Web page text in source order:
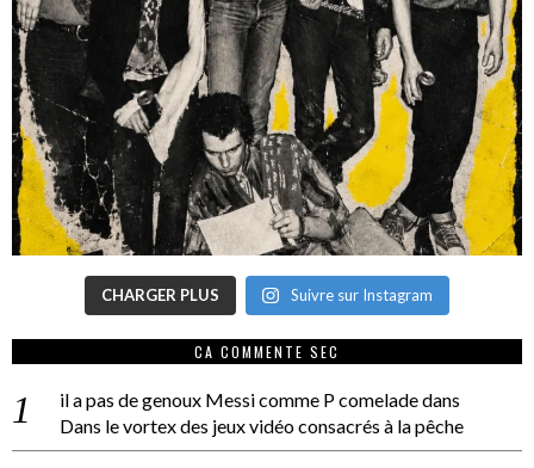
CHARGER PLUS Suivre sur Instagram
CA COMMENTE SEC
il a pas de genoux Messi comme P comeladedans
Dans le vortex des jeux vidéo consacrés à la pêche